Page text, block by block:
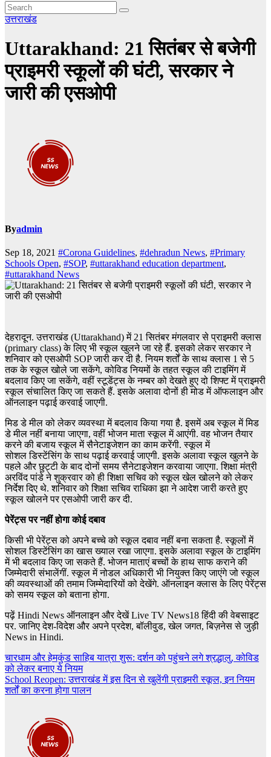
उत्तराखंड
Uttarakhand: 21 सितंबर से बजेगी
प्राइमरी स्कूलों की घंटी, सरकार ने
जारी की एसओपी
Byadmin
Sep 18, 2021 #Corona Guidelines, #dehradun News, #Primary
Schools Open, #SOP, #uttarakhand education department,
#uttarakhand News
देहरादून. उत्तराखंड (Uttarakhand) में 21 सितंबर मंगलवार से प्राइमरी क्लास
(primary class) के लिए भी स्कूल खुलने जा रहे हैं. इसको लेकर सरकार ने
शनिवार को एसओपी SOP जारी कर दी है. नियम शर्तों के साथ क्लास 1 से 5
तक के स्कूल खोले जा सकेंगे, कोविड नियमों के तहत स्कूल की टाइमिंग में
बदलाव किए जा सकेंगे, वहीं स्टूडेंट्स के नम्बर को देखते हुए दो शिफ्ट में प्राइमरी
स्कूल संचालित किए जा सकते हैं. इसके अलावा दोनों ही मोड में ऑफलाइन और
ऑनलाइन पढ़ाई करवाई जाएगी.
मिड डे मील को लेकर व्यवस्था में बदलाव किया गया है. इसमें अब स्कूल में मिड
डे मील नहीं बनाया जाएगा, वहीं भोजन माता स्कूल में आएंगी. वह भोजन तैयार
करने की बजाय स्कूल में सैनेटाइजेशन का काम करेंगी. स्कूल में
सोशल डिस्टेंसिंग के साथ पढ़ाई करवाई जाएगी. इसके अलावा स्कूल खुलने के
पहले और छुट्टी के बाद दोनों समय सैनेटाइजेशन करवाया जाएगा. शिक्षा मंत्री
अरविंद पांडे ने शुक्रवार को ही शिक्षा सचिव को स्कूल खेल खोलने को लेकर
निर्देश दिए थे. शनिवार को शिक्षा सचिव राधिका झा ने आदेश जारी करते हुए
स्कूल खोलने पर एसओपी जारी कर दी.
पेरेंट्स पर नहीं होगा कोई दबाव
किसी भी पेरेंट्स को अपने बच्चे को स्कूल दबाव नहीं बना सकता है. स्कूलों में
सोशल डिस्टेंसिंग का खास ख्याल रखा जाएगा. इसके अलावा स्कूल के टाइमिंग
में भी बदलाव किए जा सकते हैं. भोजन माताएं बच्चों के हाथ साफ कराने की
जिम्मेदारी संभालेंगीं. स्कूल में नोडल अधिकारी भी नियुक्त किए जाएंगे जो स्कूल
की व्यवस्थाओं की तमाम जिम्मेदारियों को देखेंगे. ऑनलाइन क्लास के लिए पेरेंट्स
को समय स्कूल को बताना होगा.
पढ़ें Hindi News ऑनलाइन और देखें Live TV News18 हिंदी की वेबसाइट
पर. जानिए देश-विदेश और अपने प्रदेश, बॉलीवुड, खेल जगत, बिज़नेस से जुड़ी
News in Hindi.
Post
navigation
चारधाम और हेमकुंड साहिब यात्रा शुरू: दर्शन को पहुंचने लगे श्रद्धालु, कोविड
को लेकर बनाए ये नियम
School Reopen: उत्तराखंड में इस दिन से खुलेंगी प्राइमरी स्कूल, इन नियम
शर्तों का करना होगा पालन